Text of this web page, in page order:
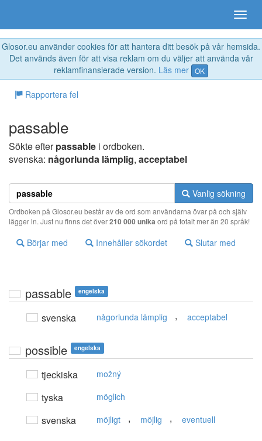
Glosor.eu använder cookies för att hantera ditt besök på vår hemsida.
Det används även för att visa reklam om du väljer att använda vår
reklamfinansierade version. Läs mer OK
Rapportera fel
passable
Sökte efterpassable i ordboken.
svenska: någorlunda lämplig, acceptabel
Vanlig sökning
Ordboken på Glosor.eu består av de ord som användarna övar på och själv
lägger in. Just nu finns det över210 000 unika ord på totalt mer än 20 språk!
Börjar med Innehåller sökordet Slutar med
passable engelska
svenska någorlunda lämplig , acceptabel
possible engelska
tjeckiska možný
tyska möglich
svenska möjligt , möjlig , eventuell